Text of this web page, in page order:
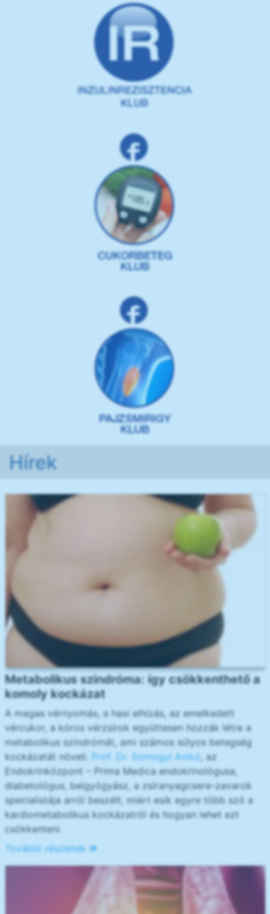
Hírek
Metabolikus szindróma: így csökkenthető a
komoly kockázat
A magas vérnyomás, a hasi elhízás, az emelkedett
vércukor, a kóros vérzsírok együttesen hozzák létre a
metabolikus szindrómát, ami számos súlyos betegség
kockázatát növeli. Prof. Dr. Somogyi Anikó, az
Endokrinközpont – Prima Medica endokrinológusa,
diabetológus, belgyógyász, a zsíranyagcsere-zavarok
specialistája arról beszélt, miért esik egyre több szó a
kardiometabolikus kockázatról és hogyan lehet ezt
csökkenteni.
További részletek